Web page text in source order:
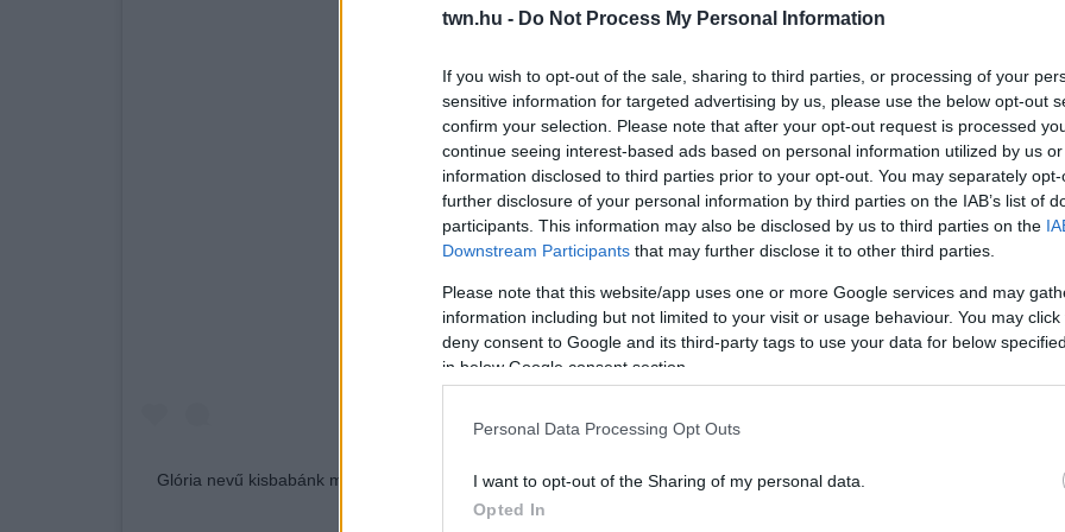
twn.hu - Do Not Process My Personal Information
If you wish to opt-out of the sale, sharing to third parties, or processing of your
sensitive information for targeted advertising by us, please use the below opt-out
confirm your selection. Please note that after your opt-out request is processed
continue seeing interest-based ads based on personal information utilized by us
information disclosed to third parties prior to your opt-out. You may separately
further disclosure of your personal information by third parties on the IAB’s list of
participants. This information may also be disclosed by us to third parties on the
Downstream Participants that may further disclose it to other third parties.
Please note that this website/app uses one or more Google services and may
information including but not limited to your visit or usage behaviour. You may
deny consent to Google and its third-party tags to use your data for below
in below Google consent section.
Personal Data Processing Opt Outs
I want to opt-out of the Sharing of my personal data.
Opted In
A bejegyzés megtekintése az Instagramon
Glória nevű kisbabánk ma délelőtt megszületett! 3200 g-mal és 55cm-rel. Csodás kismanó már
most! @lionelszabo ?‍?‍?családdá váltunk! ?